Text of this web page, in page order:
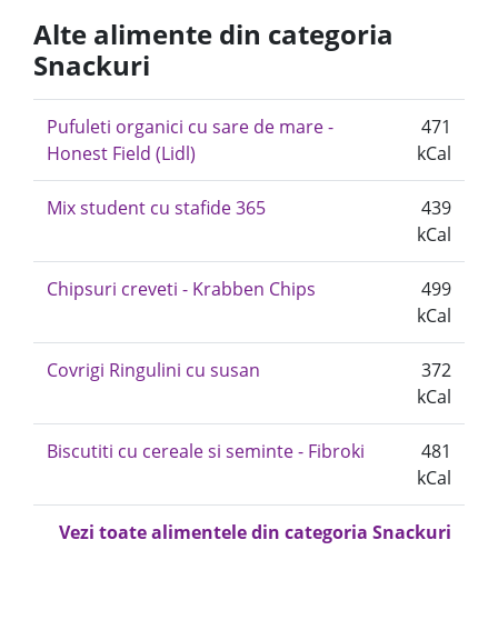
Alte alimente din categoria
Snackuri
Pufuleti organici cu sare de mare -
Honest Field (Lidl)
471
kCal
Mix student cu stafide 365
439
kCal
Chipsuri creveti - Krabben Chips
499
kCal
Covrigi Ringulini cu susan
372
kCal
Biscutiti cu cereale si seminte - Fibroki
481
kCal
Vezi toate alimentele din categoria Snackuri